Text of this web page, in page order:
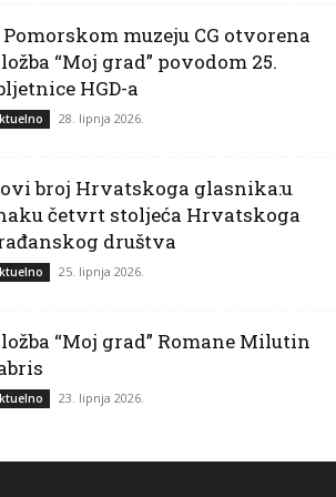
Pomorskom muzeju CG otvorena
“Moj grad” povodom 25.
HGD-a
28. lipnja 2026.
broj Hrvatskoga glasnika:u
četvrt stoljeća Hrvatskoga
društva
25. lipnja 2026.
“Moj grad” Romane Milutin
23. lipnja 2026.